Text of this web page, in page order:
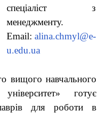
спеціаліст з
менеджменту.
Email: alina.chmyl@e-
u.edu.ua
вищого навчального
готує
для роботи в